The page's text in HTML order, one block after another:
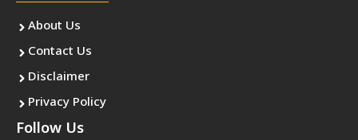
About Us
Contact Us
Disclaimer
Privacy Policy
Follow Us